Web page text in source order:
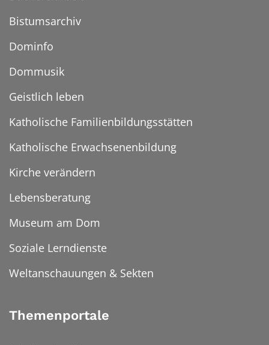
Bistumsarchiv
Dominfo
Dommusik
Geistlich leben
Katholische Familienbildungsstätten
Katholische Erwachsenenbildung
Kirche verändern
Lebensberatung
Museum am Dom
Soziale Lerndienste
Weltanschauungen & Sekten
Themenportale